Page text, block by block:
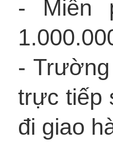
- Miễn
-
trực tiếp
đi giao